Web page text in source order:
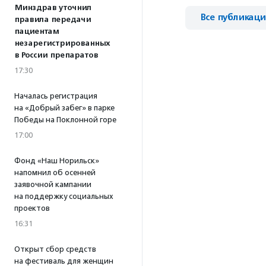
Минздрав уточнил
правила передачи
пациентам
незарегистрированных
в России препаратов
17:30
Началась регистрация
на «Добрый забег» в парке
Победы на Поклонной горе
17:00
Фонд «Наш Норильск»
напомнил об осенней
заявочной кампании
на поддержку социальных
проектов
16:31
Открыт сбор средств
на фестиваль для женщин
Все